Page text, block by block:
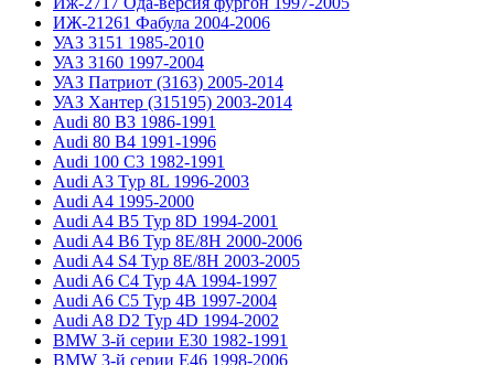
ИЖ-21261 Фабула 2004-2006
УАЗ 3151 1985-2010
УАЗ 3160 1997-2004
УАЗ Патриот (3163) 2005-2014
УАЗ Хантер (315195) 2003-2014
Audi 80 B3 1986-1991
Audi 80 B4 1991-1996
Audi 100 C3 1982-1991
Audi A3 Typ 8L 1996-2003
Audi A4 1995-2000
Audi A4 B5 Typ 8D 1994-2001
Audi A4 B6 Typ 8E/8H 2000-2006
Audi A4 S4 Typ 8E/8H 2003-2005
Audi A6 C4 Typ 4A 1994-1997
Audi A6 C5 Typ 4B 1997-2004
Audi A8 D2 Typ 4D 1994-2002
BMW 3-й серии E30 1982-1991
BMW 3-й серии E46 1998-2006